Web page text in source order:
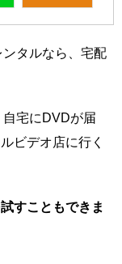
タルなら、宅配
宅にDVDが届
ビデオ店に行く
すこともできま